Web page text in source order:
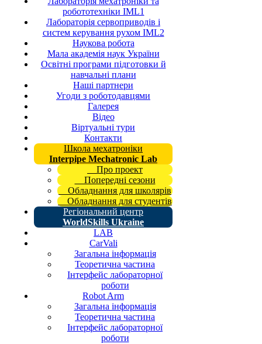
робототехніки IML1
Лабораторія сервоприводів і
систем керування рухом IML2
Наукова робота
Мала академія наук України
Освітні програми підготовки й
навчальні плани
Наші партнери
Угоди з роботодавцями
Галерея
Відео
Віртуальні тури
Контакти
Школа мехатроніки
Interpipe Mechatronic Lab
Про проект
Попередні сезони
Обладнання для школярів
Обладнання для студентів
Регіональний центр
WorldSkills Ukraine
LAB
CarVali
Загальна інформація
Теоретична частина
Інтерфейс лабораторної
роботи
Robot Arm
Загальна інформація
Теоретична частина
Інтерфейс лабораторної
роботи